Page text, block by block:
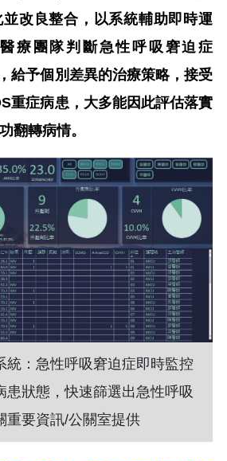
改良整合，以系統輔助即時運
療團隊判斷急性呼吸窘迫症
給予個別差異的治療策略，接受
重症病患，大多能因此評估落實
翻轉病情。
統：急性呼吸窘迫症即時監控
患狀態，快速篩選出急性呼吸
重要資訊/公關室提供